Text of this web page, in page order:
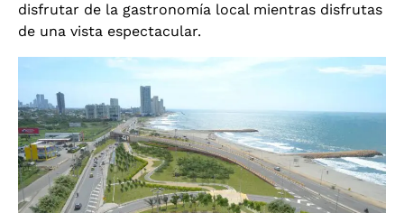
disfrutar de la gastronomía local mientras disfrutas
de una vista espectacular.